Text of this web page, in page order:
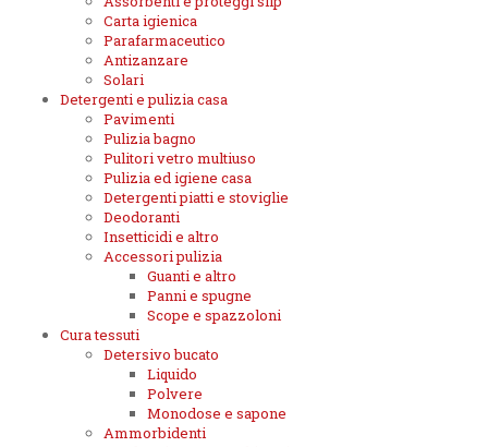
Carta igienica
Parafarmaceutico
Antizanzare
Solari
Detergenti e pulizia casa
Pavimenti
Pulizia bagno
Pulitori vetro multiuso
Pulizia ed igiene casa
Detergenti piatti e stoviglie
Deodoranti
Insetticidi e altro
Accessori pulizia
Guanti e altro
Panni e spugne
Scope e spazzoloni
Cura tessuti
Detersivo bucato
Liquido
Polvere
Monodose e sapone
Ammorbidenti